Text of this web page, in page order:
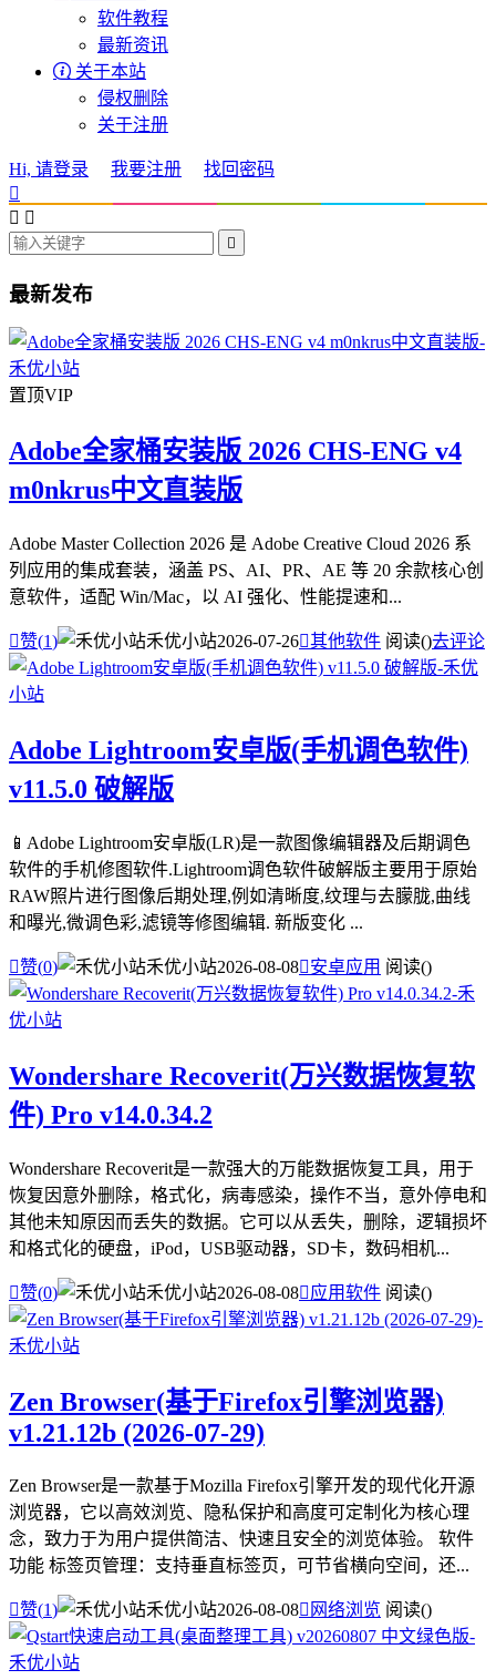
软件教程
最新资讯
 关于本站
侵权删除
关于注册
Hi, 请登录 我要注册
找回密码

 

最新发布
置顶VIP
Adobe全家桶安装版 2026 CHS-ENG v4
m0nkrus中文直装版
Adobe Master Collection 2026 是 Adobe Creative Cloud 2026 系
列应用的集成套装，涵盖 PS、AI、PR、AE 等 20 余款核心创
意软件，适配 Win/Mac，以 AI 强化、性能提速和...
赞(1) 禾优小站2026-07-26其他软件 阅读()去评论
Adobe Lightroom安卓版(手机调色软件)
v11.5.0 破解版
📱Adobe Lightroom安卓版(LR)是一款图像编辑器及后期调色
软件的手机修图软件.Lightroom调色软件破解版主要用于原始
RAW照片进行图像后期处理,例如清晰度,纹理与去朦胧,曲线
和曝光,微调色彩,滤镜等修图编辑. 新版变化 ...
赞(0) 禾优小站2026-08-08安卓应用 阅读()
Wondershare Recoverit(万兴数据恢复软
件) Pro v14.0.34.2
Wondershare Recoverit是一款强大的万能数据恢复工具，用于
恢复因意外删除，格式化，病毒感染，操作不当，意外停电和
其他未知原因而丢失的数据。它可以从丢失，删除，逻辑损坏
和格式化的硬盘，iPod，USB驱动器，SD卡，数码相机...
赞(0) 禾优小站2026-08-08应用软件 阅读()
Zen Browser(基于Firefox引擎浏览器)
v1.21.12b (2026-07-29)
Zen Browser是一款基于Mozilla Firefox引擎开发的现代化开源
浏览器，它以高效浏览、隐私保护和高度可定制化为核心理
念，致力于为用户提供简洁、快速且安全的浏览体验。 软件
功能 标签页管理：支持垂直标签页，可节省横向空间，还...
赞(1) 禾优小站2026-08-08 网络浏览 阅读()